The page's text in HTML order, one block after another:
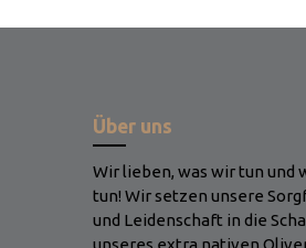
Über uns
Wir lieben, was wir tun und
tun! Wir setzen unsere
und Leidenschaft in die